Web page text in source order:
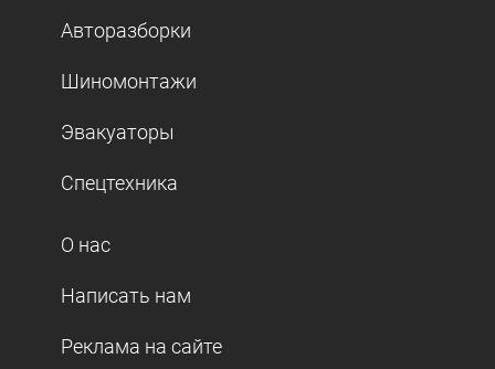
Авторазборки
Шиномонтажи
Эвакуаторы
Спецтехника
О нас
Написать нам
Реклама на сайте